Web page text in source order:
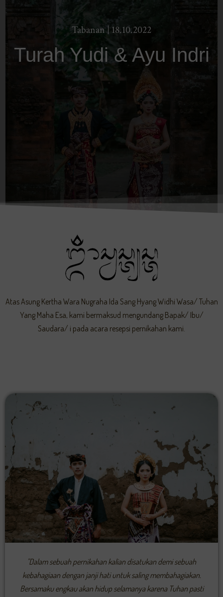
Tabanan | 18.10.2022
Turah Yudi & Ayu Indri
Atas Asung Kertha Wara Nugraha Ida Sang Hyang Widhi Wasa/ Tuhan
Yang Maha Esa, kami bermaksud mengundang Bapak/ Ibu/
Saudara/ i pada acara resepsi pernikahan kami.
"Dalam sebuah pernikahan kalian disatukan demi sebuah
kebahagiaan dengan janji hati untuk saling membahagiakan.
Bersamaku engkau akan hidup selamanya karena Tuhan pasti